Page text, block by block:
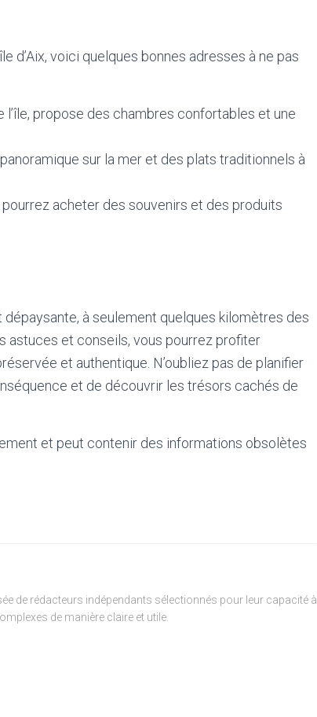
d’Aix, voici quelques bonnes adresses à ne pas
propose des chambres confortables et une
sur la mer et des plats traditionnels à
pourrez acheter des souvenirs et des produits
dépaysante, à seulement quelques kilomètres des
astuces et conseils, vous pourrez profiter
et authentique. N’oubliez pas de planifier
et de découvrir les trésors cachés de
et peut contenir des informations obsolètes
de rédacteurs indépendants sélectionnés pour leur capacité à
de manière claire et utile.